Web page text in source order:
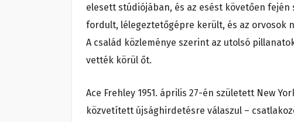
elesett stúdiójában, és az esést követően
fordult, lélegeztetőgépre került, és az orvosok
A család közleménye szerint az utolsó
vették körül őt.
Ace Frehley 1951. április 27-én született New
közvetített újsághirdetésre válaszul –